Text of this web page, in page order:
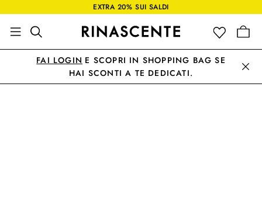
EXTRA 20% SUI SALDI
FAI LOGIN E SCOPRI IN SHOPPING BAG SE
HAI SCONTI A TE DEDICATI.